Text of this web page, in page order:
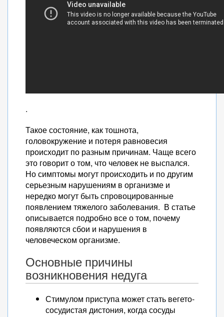
.
Такое состояние, как тошнота,
головокружение и потеря равновесия
происходит по разным причинам. Чаще всего
это говорит о том, что человек не выспался.
Но симптомы могут происходить и по другим
серьезным нарушениям в организме и
нередко могут быть спровоцированные
появлением тяжелого заболевания. В статье
описывается подробно все о том, почему
появляются сбои и нарушения в
человеческом организме.
Основные причины
возникновения недуга
Стимулом приступа может стать вегето-
сосудистая дистония, когда сосуды